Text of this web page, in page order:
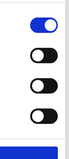
Lägg